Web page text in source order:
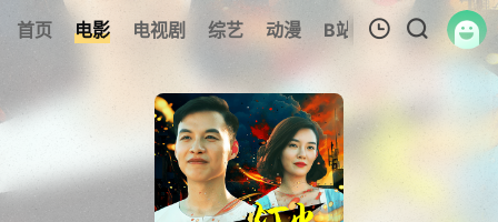
首页 电影 电视剧 综艺 动漫 B站 317美剧 追
我的观影记录